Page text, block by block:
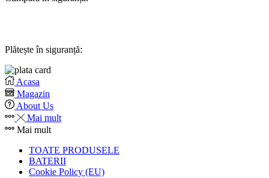
Plătește în siguranță:
Acasa
Magazin
About Us
Mai mult
Mai mult
TOATE PRODUSELE
BATERII
Cookie Policy (EU)